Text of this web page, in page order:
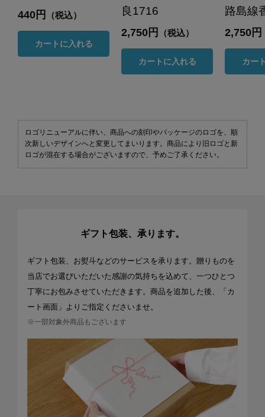
440円 （税込）
カートに入れる
良1716
2,750円 （税込）
カートに入れる
路島線
2,750円
カー
ロゴリニューアルに伴い、商品への刻印やパッケージのロゴを、順
次新しいデザインへと変更してまいります。商品により旧ロゴと新
ロゴが混在する場合がございますので、予めご了承ください。
ギフト包装、承ります。
ギフト包装、お熨斗などのサービスを承ります。贈りものを
当店でお選びいただいた感謝の気持ちを込めて、一つひとつ
丁寧にお包みさせていただきます。商品を追加した後、「カ
ート画面」よりご指定くださいませ。
※一部対象外商品もございます